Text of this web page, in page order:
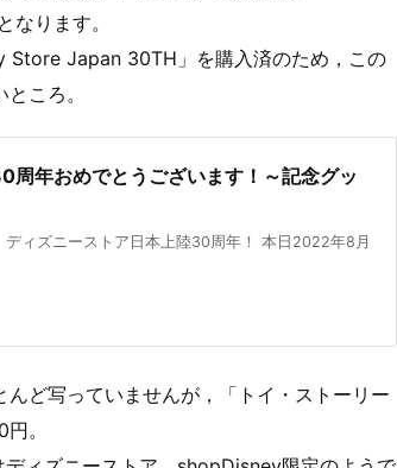
ります。
Store Japan 30TH」を購入済のため，この
ころ。
周年おめでとうございます！～記念グッ
ィズニーストア日本上陸30周年！ 本日2022年8月
ど写っていませんが，「トイ・ストーリー
。